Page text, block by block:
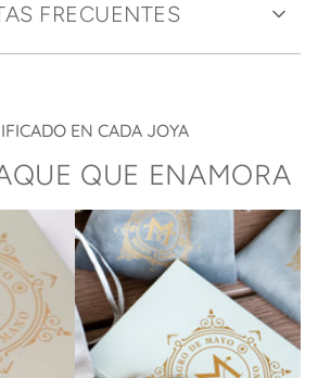
FRECUENTES
EN CADA JOYA
QUE ENAMORA